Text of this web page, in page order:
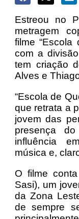
Estreou no
metragem
filme “Escola
com a
tem criação
Alves e
“Escola de
que retrata a
jovem das
presença
influência
música e,
O filme
Sasi), um
da Zona
de sempre